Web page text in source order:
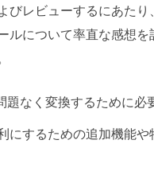
びレビューするにあた
ルについて率直な感想
なく変換するために必
にするための追加機能